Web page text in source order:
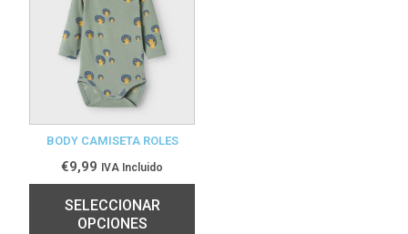
BODY CAMISETA ROLES
€9,99 IVA Incluido
SELECCIONAR
OPCIONES